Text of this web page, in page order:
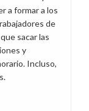
a formar a los
de
sacar las
y
Incluso,